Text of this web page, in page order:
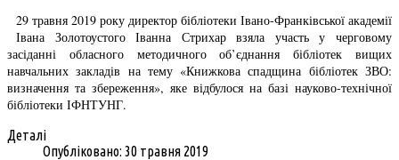
29 травня 2019 року директор бібліотеки Івано-Франківської академії
Івана Золотоустого Іванна Стрихар взяла участь у черговому
засіданні обласного методичного об’єднання бібліотек вищих
навчальних закладів на тему «Книжкова спадщина бібліотек ЗВО:
визначення та збереження», яке відбулося на базі науково-технічної
бібліотеки ІФНТУНГ.
Деталі
Опубліковано: 30 травня 2019